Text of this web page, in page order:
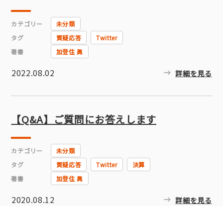
カテゴリー
未分類
タグ
質疑応答
Twitter
著書
加登住 眞
2022.08.02 詳細を見る
【Q&A】ご質問にお答えします
カテゴリー
未分類
タグ
質疑応答 Twitter
決算
著書
加登住 眞
2020.08.12 詳細を見る